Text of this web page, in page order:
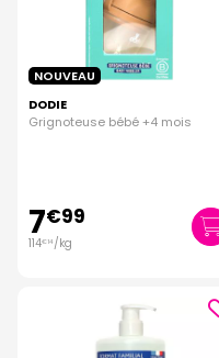
NOUVEAU
DODIE
Grignoteuse bébé +4 mois
7€99
114€ 14 /kg